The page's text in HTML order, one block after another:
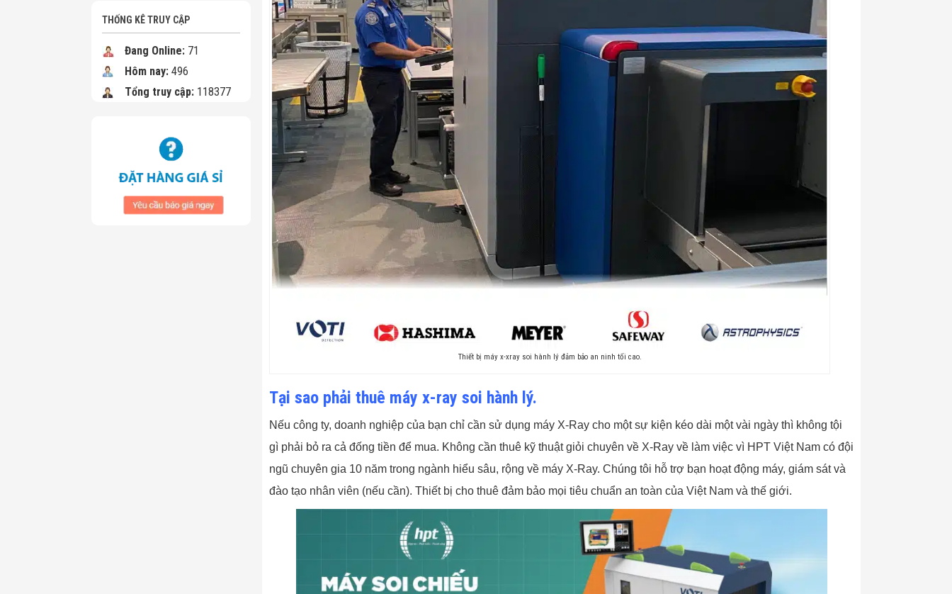
THỐNG KÊ TRUY CẬP
Đang Online: 71
Hôm nay: 496
Tổng truy cập: 118377
Thiết bị máy x-xray soi hành lý đảm bảo an ninh tối cao.
Tại sao phải thuê máy x-ray soi hành lý.
Nếu công ty, doanh nghiệp của bạn chỉ cần sử dụng máy X-Ray cho một sự kiện kéo dài một vài ngày thì không tội
gì phải bỏ ra cả đống tiền để mua. Không cần thuê kỹ thuật giỏi chuyên về X-Ray về làm việc vì HPT Việt Nam có đội
ngũ chuyên gia 10 năm trong ngành hiểu sâu, rộng về máy X-Ray. Chúng tôi hỗ trợ bạn hoạt động máy, giám sát và
đào tạo nhân viên (nếu cần). Thiết bị cho thuê đảm bảo mọi tiêu chuẩn an toàn của Việt Nam và thế giới.